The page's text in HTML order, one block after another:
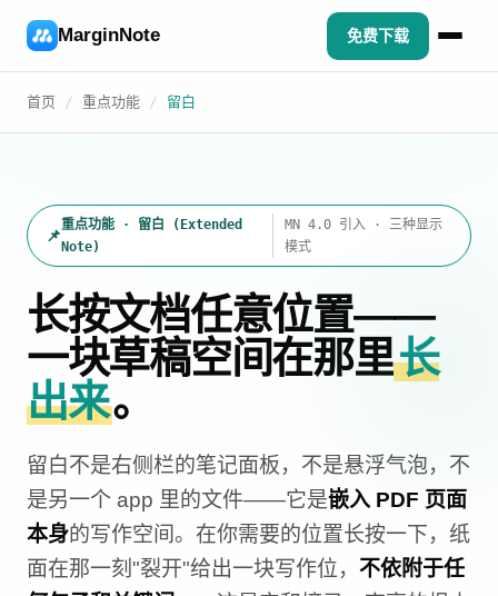
MarginNote 免费下载
首页 / 重点功能 / 留白
📌
重点功能 · 留白 (Extended
Note)
MN 4.0 引入 · 三种显示
模式
长按文档任意位置——
一块草稿空间在那里长
出来。
留白不是右侧栏的笔记面板，不是悬浮气泡，不
是另一个 app 里的文件——它是嵌入 PDF 页面
本身的写作空间。在你需要的位置长按一下，纸
面在那一刻"裂开"给出一块写作位， 不依附于任